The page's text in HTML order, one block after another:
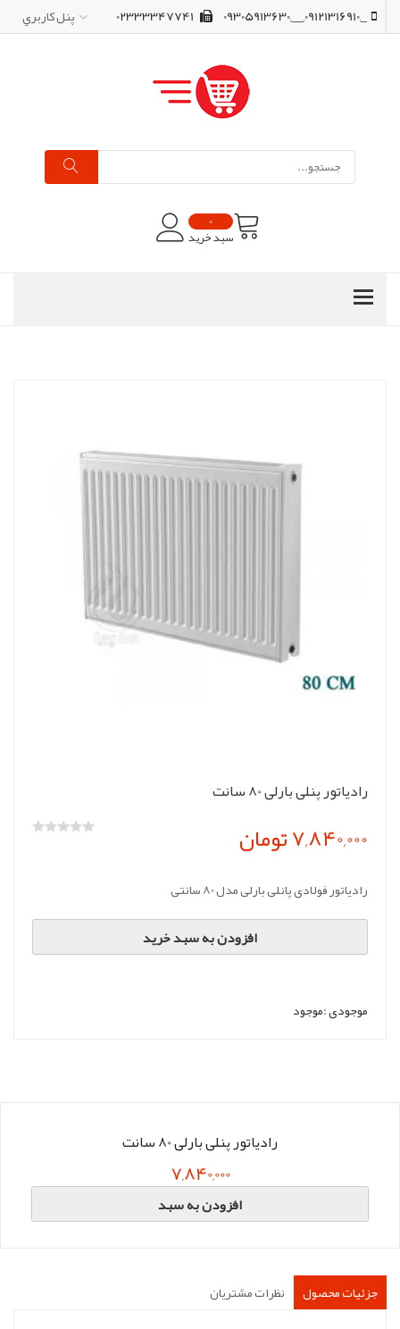
_,09121316910,__,09305913630 پنل کاربري
0
سبد خرید
رادیاتور پنلی بارلی 80 سانت
7,840,000 تومان
رادیاتور فولادی پانلی بارلی مدل 80 سانتی
افزودن به سبد خرید
موجودی :موجود
رادیاتور پنلی بارلی 80 سانت
7,840,000
افزودن به سبد
جزئیات محصول نظرات مشتریان